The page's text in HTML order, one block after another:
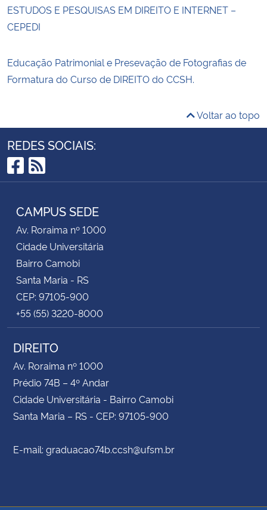
ESTUDOS E PESQUISAS EM DIREITO E INTERNET –
CEPEDI
Educação Patrimonial e Presevação de Fotografias de
Formatura do Curso de DIREITO do CCSH.
Voltar ao topo
REDES SOCIAIS:
Facebook
RSS
CAMPUS SEDE
Av. Roraima nº 1000
Cidade Universitária
Bairro Camobi
Santa Maria - RS
CEP: 97105-900
+55 (55) 3220-8000
DIREITO
Av. Roraima nº 1000
Prédio 74B – 4º Andar
Cidade Universitária - Bairro Camobi
Santa Maria – RS - CEP: 97105-900
E-mail: graduacao74b.ccsh@ufsm.br